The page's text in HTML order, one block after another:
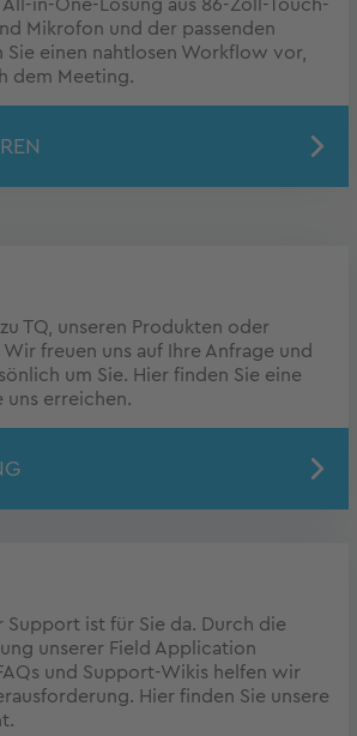
in-One-Lösung aus 86-Zoll-Touch-
Mikrofon und der passenden
Sie einen nahtlosen Workflow vor,
dem Meeting.
TQ, unseren Produkten oder
freuen uns auf Ihre Anfrage und
um Sie. Hier finden Sie eine
uns erreichen.
Support ist für Sie da. Durch die
unserer Field Application
und Support-Wikis helfen wir
Hier finden Sie unsere